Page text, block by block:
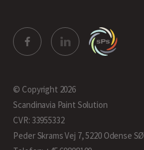
© Copyright 2026
Scandinavia Paint Solution
CVR: 33955332
Peder Skrams Vej 7, 5220 Odense SØ